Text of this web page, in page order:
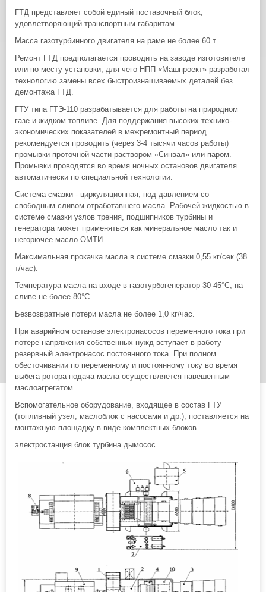
ГТД представляет собой единый поставочный блок,
удовлетворяющий транспортным габаритам.
Масса газотурбинного двигателя на раме не более 60 т.
Ремонт ГТД предполагается проводить на заводе изготовителе
или по месту установки, для чего НПП «Машпроект» разработал
технологию замены всех быстроизнашиваемых деталей без
демонтажа ГТД.
ГТУ типа ГТЭ-110 разрабатывается для работы на природном
газе и жидком топливе. Для поддержания высоких технико-
экономических показателей в межремонтный период
рекомендуется проводить (через 3-4 тысячи часов работы)
промывки проточной части раствором «Синвал» или паром.
Промывки проводятся во время ночных остановов двигателя
автоматически по специальной технологии.
Система смазки - циркуляционная, под давлением со
свободным сливом отработавшего масла. Рабочей жидкостью в
системе смазки узлов трения, подшипников турбины и
генератора может применяться как минеральное масло так и
негорючее масло ОМТИ.
Максимальная прокачка масла в системе смазки 0,55 кг/сек (38
т/час).
Температура масла на входе в газотурбогенератор 30-45°С, на
сливе не более 80°С.
Безвозвратные потери масла не более 1,0 кг/час.
При аварийном останове электронасосов переменного тока при
потере напряжения собственных нужд вступает в работу
резервный электронасос постоянного тока. При полном
обесточивании по переменному и постоянному току во время
выбега ротора подача масла осуществляется навешенным
маслоагрегатом.
Вспомогательное оборудование, входящее в состав ГТУ
(топливный узел, маслоблок с насосами и др.), поставляется на
монтажную площадку в виде комплектных блоков.
электростанция блок турбина дымосос